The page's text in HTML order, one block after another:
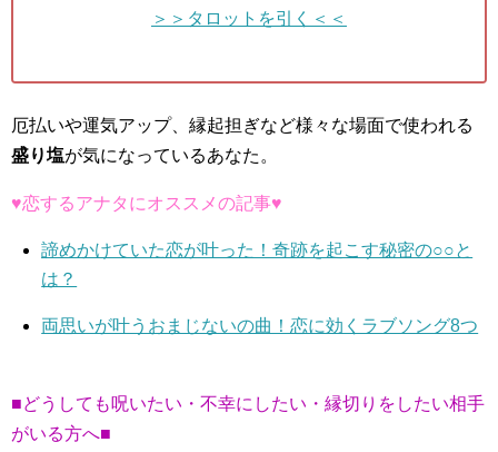
＞＞タロットを引く＜＜
厄払いや運気アップ、縁起担ぎなど様々な場面で使われる
盛り塩が気になっているあなた。
♥恋するアナタにオススメの記事♥
諦めかけていた恋が叶った！奇跡を起こす秘密の○○と
は？
両思いが叶うおまじないの曲！恋に効くラブソング8つ
■どうしても呪いたい・不幸にしたい・縁切りをしたい相手
がいる方へ■